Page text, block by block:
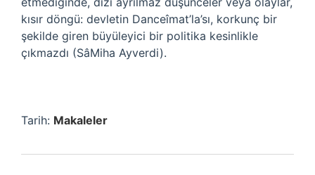
kısır döngü: devletin Danceîmat’la’sı, korkunç bir
şekilde giren büyüleyici bir politika kesinlikle
çıkmazdı (SâMiha Ayverdi).
Tarih: Makaleler